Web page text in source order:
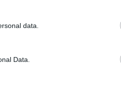
data.
Data.
Millor inclús
respecte a la tradició
a les teves
que algú enceti un